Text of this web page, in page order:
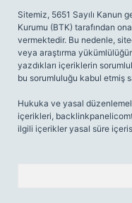
Sitemiz, 5651 Sayılı Kanun
Kurumu (BTK) tarafından
vermektedir. Bu nedenle,
veya araştırma
yazdıkları içeriklerin
bu sorumluluğu kabul etmiş
Hukuka ve yasal
içerikleri,
ilgili içerikler yasal süre